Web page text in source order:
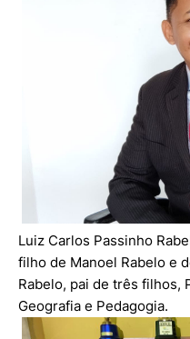
Luiz Carlos Passinho
filho de Manoel Rabelo e
Rabelo, pai de três filhos,
Geografia e Pedagogia.